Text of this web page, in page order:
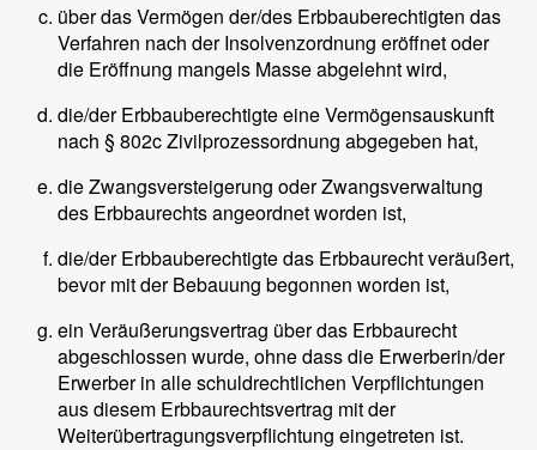
über das Vermögen der/des Erbbauberechtigten das
Verfahren nach der Insolvenzordnung eröffnet oder
die Eröffnung mangels Masse abgelehnt wird,
die/der Erbbauberechtigte eine Vermögensauskunft
nach § 802c Zivilprozessordnung abgegeben hat,
die Zwangsversteigerung oder Zwangsverwaltung
des Erbbaurechts angeordnet worden ist,
die/der Erbbauberechtigte das Erbbaurecht veräußert,
bevor mit der Bebauung begonnen worden ist,
ein Veräußerungsvertrag über das Erbbaurecht
abgeschlossen wurde, ohne dass die Erwerberin/der
Erwerber in alle schuldrechtlichen Verpflichtungen
aus diesem Erbbaurechtsvertrag mit der
Weiterübertragungsverpflichtung eingetreten ist.